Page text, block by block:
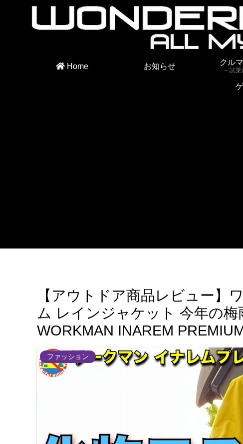
Home お知らせ
クル
試乗
【アウトドア商品レビュー】
ム レインジャケット 今年の
WORKMAN INAREM
ファッション